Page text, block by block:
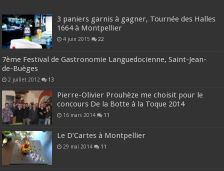
3 paniers garnis à gagner, Tournée des Halles
1664 à Montpellier
4 juin 2015 22
7ème Festival de Gastronomie Languedocienne, Saint-Jean-
de-Buèges
2 juillet 2012 13
Pierre-Olivier Prouhèze me choisit pour le
concours De la Botte à la Toque 2014
16 mars 2014 11
Le D’Cartes à Montpellier
29 mai 2014 11